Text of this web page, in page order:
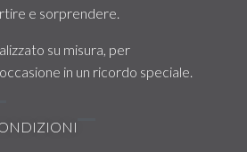
e sorprendere.
su misura, per
in un ricordo speciale.